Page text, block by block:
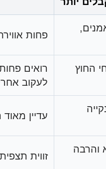
פחות
החוץ
רואים
לעקוב
עדיין
והרבה
זווית